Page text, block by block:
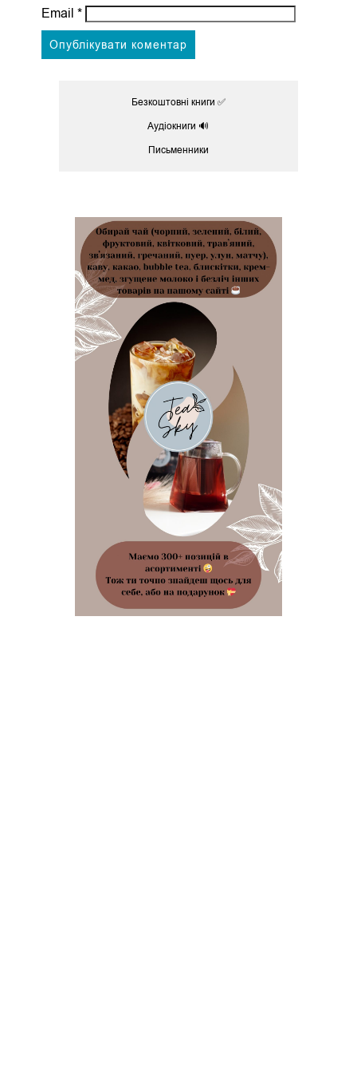
Email *
Безкоштовні книги ✅
Аудіокниги 🔊
Письменники